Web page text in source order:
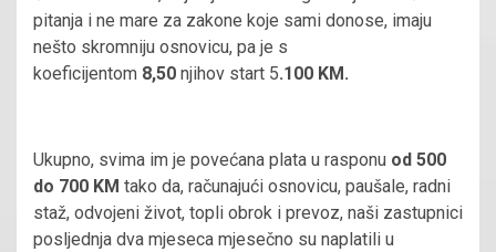
pitanja i ne mare za zakone koje sami donose, imaju
nešto skromniju osnovicu, pa je s
koeficijentom 8,50 njihov start 5.100 KM.
Ukupno, svima im je povećana plata u rasponu od 500
do 700 KM tako da, računajući osnovicu, paušale, radni
staž, odvojeni život, topli obrok i prevoz, naši zastupnici
posljednja dva mjeseca mjesečno su naplatili u